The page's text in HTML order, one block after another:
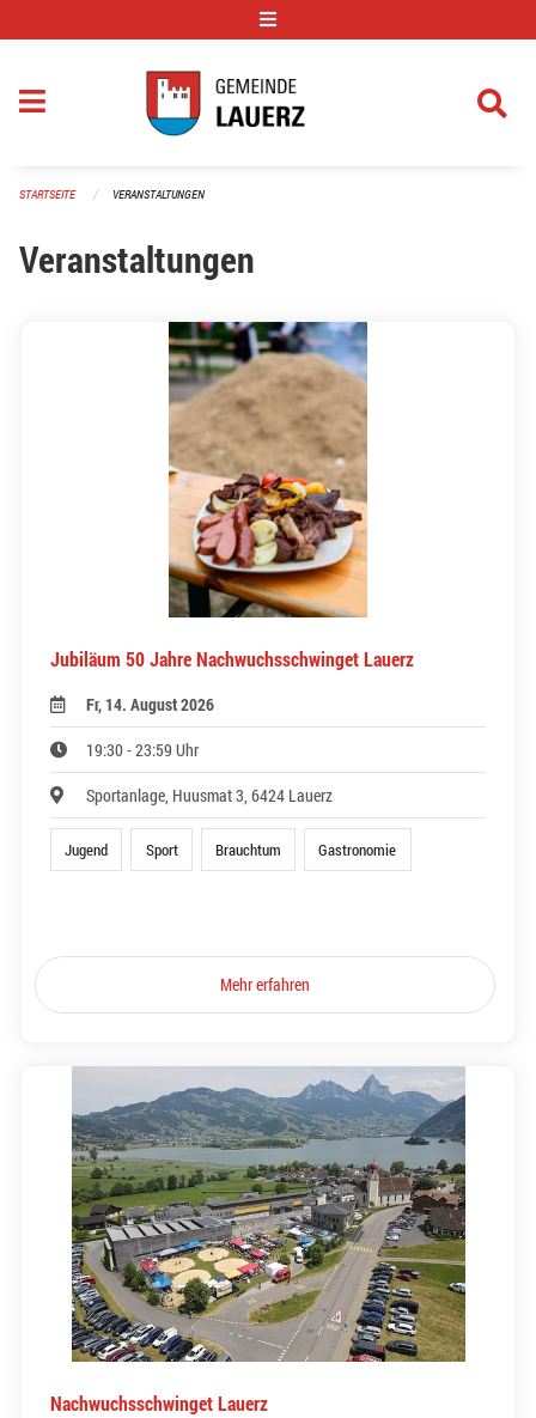
STARTSEITE VERANSTALTUNGEN
Veranstaltungen
Jubiläum 50 Jahre Nachwuchsschwinget Lauerz
Fr, 14. August 2026
19:30 - 23:59 Uhr
Sportanlage, Huusmat 3, 6424 Lauerz
Jugend Sport Brauchtum Gastronomie
Mehr erfahren
Nachwuchsschwinget Lauerz